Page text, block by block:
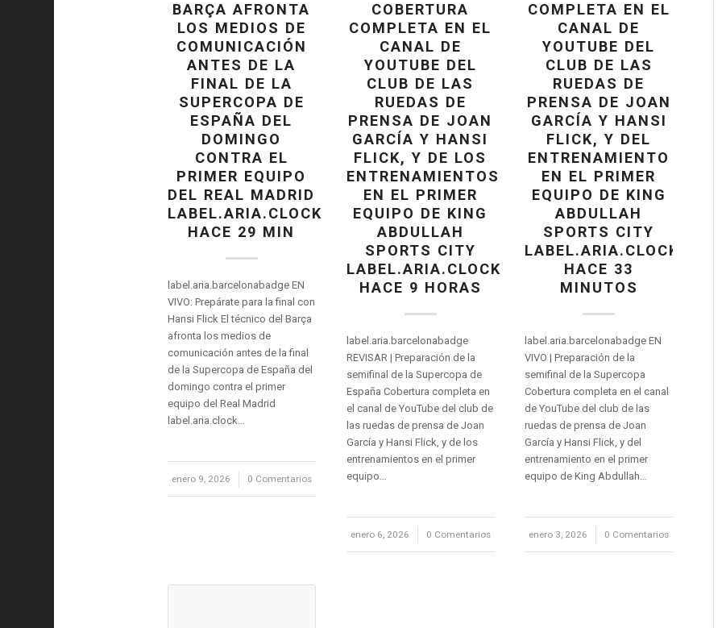
BARÇA AFRONTA
LOS MEDIOS DE
COMUNICACIÓN
ANTES DE LA
FINAL DE LA
SUPERCOPA DE
ESPAÑA DEL
DOMINGO
CONTRA EL
PRIMER EQUIPO
DEL REAL MADRID
LABEL.ARIA.CLOCK
HACE 29 MIN
label.aria.barcelonabadge EN
VIVO: Prepárate para la final con
Hansi Flick El técnico del Barça
afronta los medios de
comunicación antes de la final
de la Supercopa de España del
domingo contra el primer
equipo del Real Madrid
label.aria.clock…
enero 9, 2026
/ 0 Comentarios
COBERTURA
COMPLETA EN EL
CANAL DE
YOUTUBE DEL
CLUB DE LAS
RUEDAS DE
PRENSA DE JOAN
GARCÍA Y HANSI
FLICK, Y DE LOS
ENTRENAMIENTOS
EN EL PRIMER
EQUIPO DE KING
ABDULLAH
SPORTS CITY
LABEL.ARIA.CLOCK
HACE 9 HORAS
label.aria.barcelonabadge
REVISAR | Preparación de la
semifinal de la Supercopa de
España Cobertura completa en
el canal de YouTube del club de
las ruedas de prensa de Joan
García y Hansi Flick, y de los
entrenamientos en el primer
equipo…
enero 6, 2026
/ 0 Comentarios
COMPLETA EN EL
CANAL DE
YOUTUBE DEL
CLUB DE LAS
RUEDAS DE
PRENSA DE JOAN
GARCÍA Y HANSI
FLICK, Y DEL
ENTRENAMIENTO
EN EL PRIMER
EQUIPO DE KING
ABDULLAH
SPORTS CITY
LABEL.ARIA.CLOCK
HACE 33
MINUTOS
label.aria.barcelonabadge EN
VIVO | Preparación de la
semifinal de la Supercopa
Cobertura completa en el canal
de YouTube del club de las
ruedas de prensa de Joan
García y Hansi Flick, y del
entrenamiento en el primer
equipo de King Abdullah…
enero 3, 2026
/ 0 Comentarios